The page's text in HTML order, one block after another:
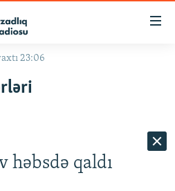
23:06
həbsdə qaldı